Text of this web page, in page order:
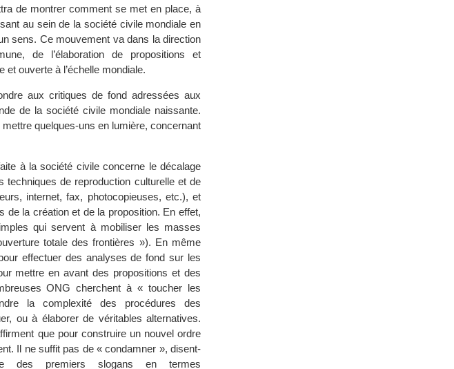
de montrer comment se met en place, à
au sein de la société civile mondiale en
sens. Ce mouvement va dans la direction
de l’élaboration de propositions et
et ouverte à l’échelle mondiale.
aux critiques de fond adressées aux
de la société civile mondiale naissante.
quelques-uns en lumière, concernant
à la société civile concerne le décalage
techniques de reproduction culturelle et de
internet, fax, photocopieuses, etc.), et
de la création et de la proposition. En effet,
qui servent à mobiliser les masses
totale des frontières »). En même
effectuer des analyses de fond sur les
mettre en avant des propositions et des
ONG cherchent à « toucher les
la complexité des procédures des
ou à élaborer de véritables alternatives.
que pour construire un nouvel ordre
Il ne suffit pas de « condamner », disent-
des premiers slogans en termes